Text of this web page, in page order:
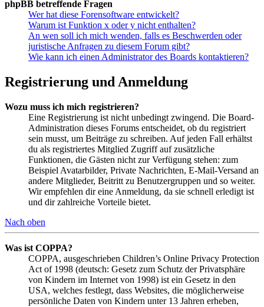
phpBB betreffende Fragen
Wer hat diese Forensoftware entwickelt?
Warum ist Funktion x oder y nicht enthalten?
An wen soll ich mich wenden, falls es Beschwerden oder
juristische Anfragen zu diesem Forum gibt?
Wie kann ich einen Administrator des Boards kontaktieren?
Registrierung und Anmeldung
Wozu muss ich mich registrieren?
Eine Registrierung ist nicht unbedingt zwingend. Die Board-
Administration dieses Forums entscheidet, ob du registriert
sein musst, um Beiträge zu schreiben. Auf jeden Fall erhältst
du als registriertes Mitglied Zugriff auf zusätzliche
Funktionen, die Gästen nicht zur Verfügung stehen: zum
Beispiel Avatarbilder, Private Nachrichten, E-Mail-Versand an
andere Mitglieder, Beitritt zu Benutzergruppen und so weiter.
Wir empfehlen dir eine Anmeldung, da sie schnell erledigt ist
und dir zahlreiche Vorteile bietet.
Nach oben
Was ist COPPA?
COPPA, ausgeschrieben Children’s Online Privacy Protection
Act of 1998 (deutsch: Gesetz zum Schutz der Privatsphäre
von Kindern im Internet von 1998) ist ein Gesetz in den
USA, welches festlegt, dass Websites, die möglicherweise
persönliche Daten von Kindern unter 13 Jahren erheben,